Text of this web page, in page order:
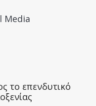
Media
το επενδυτικό